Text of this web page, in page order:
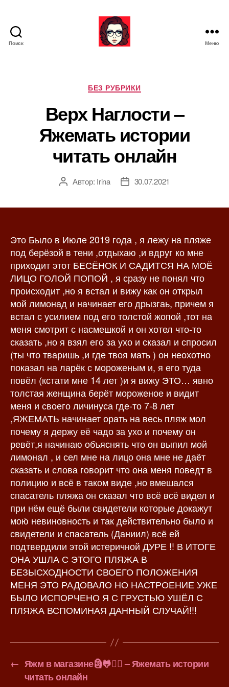
Поиск
М
а
т
ь
Меню
Р
у
б
р
к
и
БЕЗ РУБРИКИ
Верх Наглости –
Яжемать истории
читать онлайн
А
з
а
и
с
и
Автор: Irina
Д
а
п
и
с
и
30.07.2021
Это Было в Июле 2019 года , я лежу на пляже
под берёзой в тени ,отдыхаю ,и вдруг ко мне
приходит этот БЕСЁНОК И САДИТСЯ НА МОЁ
ЛИЦО ГОЛОЙ ПОПОЙ , я сразу не понял что
происходит ,но я встал и вижу как он открыл
мой лимонад и начинает его дрызгаь, причем я
встал с усилием под его толстой жопой ,тот на
меня смотрит с насмешкой и он хотел что-то
сказать ,но я взял его за ухо и сказал и спросил
(ты что тваришь ,и где твоя мать ) он неохотно
показал на ларёк с мороженым и, я его туда
повёл (кстати мне 14 лет )и я вижу ЭТО… явно
толстая женщина берёт мороженое и видит
меня и своего личинуса где-то 7-8 лет
,ЯЖЕМАТЬ начинает орать на весь пляж мол
почему я держу её чадо за ухо и почему он
ревёт,я начинаю объяснять что он выпил мой
лимонал , и сел мне на лицо она мне не даёт
сказать и слова говорит что она меня поведт в
полицию и всё в таком виде ,но вмешался
спасатель пляжа он сказал что всё всё видел и
при нём ещё были свидетели которые докажут
мою́ невиновность и так действительно было и
свидетели и спасатель (Даниил) всё ей
подтвердили этой истеричной ДУРЕ !! В ИТОГЕ
ОНА УШЛА С ЭТОГО ПЛЯЖА В
БЕЗЫСХОДНОСТИ СВОЕГО ПОЛОЖЕНИЯ
МЕНЯ ЭТО РАДОВАЛО НО НАСТРОЕНИЕ УЖЕ
БЫЛО ИСПОРЧЕНО Я С ГРУСТЬЮ УШЁЛ С
ПЛЯЖА ВСПОМИНАЯ ДАННЫЙ СЛУЧАЙ!!!
← Яжм в магазине🗿🐸✌🏻 – Яжемать истории
читать онлайн